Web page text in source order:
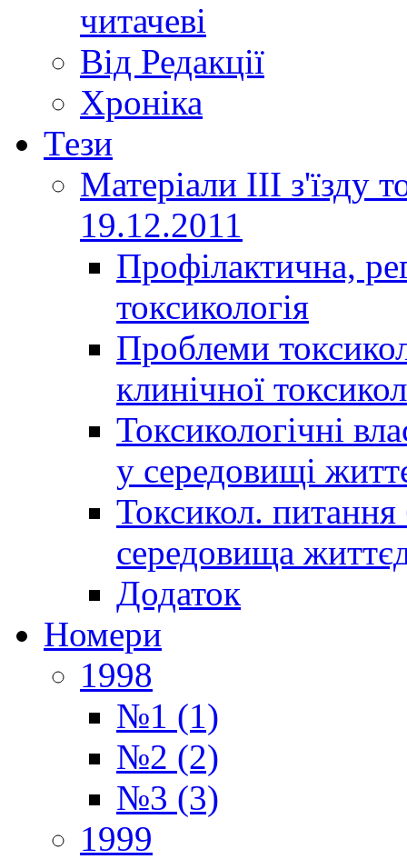
читачеві
Від Редакції
Хроніка
Тези
Матеріали ІІІ з'їзду
19.12.2011
Профілактична,
токсикологія
Проблеми
клинічної
Токсикологічні
у середовищі
Токсикол. питання
середовища
Додаток
Номери
1998
№1 (1)
№2 (2)
№3 (3)
1999